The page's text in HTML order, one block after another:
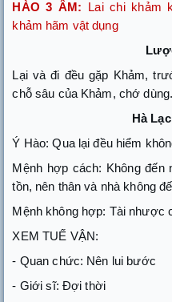
HÀO 3 ÂM: Lai chi khảm
khảm hãm vật dụng
Lại và đi đều gặp Khảm,
chỗ sâu của Khảm, chớ dùng.
Hà
Ý Hào: Qua lại đều hiểm
Mệnh hợp cách: Không đến
tồn, nên thân và nhà không
Mệnh không hợp: Tài nhược
XEM TUẾ VẬN:
- Quan chức: Nên lui bước
- Giới sĩ: Đợi thời